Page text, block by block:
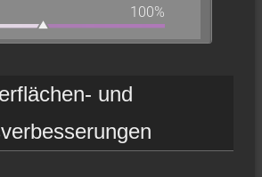
und